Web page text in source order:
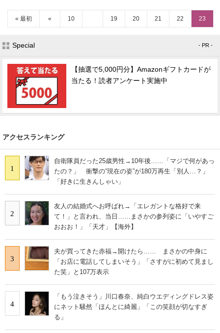
« 最初 « 10 19 20 21 22 23
Special - PR -
【抽選で5,000円分】Amazonギフトカードが
当たる！読者アンケート実施中
アクセスランキング
1
自衛隊員だった25歳男性→10年後……「マジで何があっ
たの？」 衝撃の“現在の姿”が180万再生「別人…？」
「好きに生きんしゃい」
2
友人の結婚式へお呼ばれ→「エレガントな格好で来
て！」と言われ、当日……まさかの参列姿に「いやすご
おおお！」「天才」【海外】
3
夫が買ってきた赤福→開けたら…… まさかの中身に
「お店に電話してしまいそう」「さすがに初めて見まし
た笑」と107万表示
4
「もう泣きそう」川口春奈、純白ウエディングドレス姿
にネット騒然「ほんとに綺麗」「この笑顔が切なすぎ
る」